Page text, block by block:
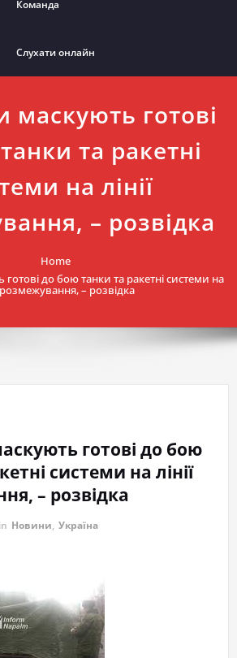
Команда
Слухати онлайн
маскують готові
та ракетні
на лінії
– розвідка
Home
до бою танки та ракетні системи на
розмежування, – розвідка
готові до бою
системи на лінії
– розвідка
in Новини, Україна